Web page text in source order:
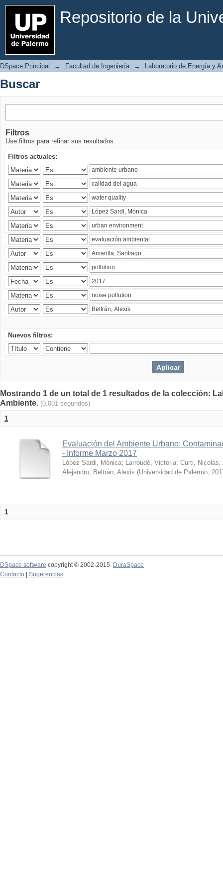
Repositorio de la
Buscar
DSpace Principal → Facultad de Ingeniería → Laboratorio de Energía y
Buscar
Filtros
Use filtros para refinar sus resultados.
Filtros actuales:
Nuevos filtros:
Mostrando 1 de un total de 1 resultados de la colección:
Ambiente. (0.001 segundos)
1
Evaluación del Ambiente Urbano:
- Informe Marzo 2017
López Sardi, Mónica; Larroudé, Victoria; Curti, Nicolas;
Alejandro; Beltrán, Alexis (Universidad de Palermo,
1
DSpace software copyright © 2002-2015
DuraSpace
Contacto
Sugerencias